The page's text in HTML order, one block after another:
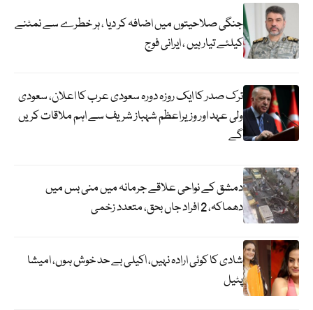
جنگی صلاحیتوں میں اضافہ کر دیا ، ہر خطرے سے نمٹنے
کیلئے تیار ہیں ، ایرانی فوج
ترک صدر کا ایک روزہ دورہ سعودی عرب کا اعلان، سعودی
ولی عہد اور وزیراعظم شہباز شریف سے اہم ملاقات کریں
گے
دمشق کے نواحی علاقے جرمانہ میں منی بس میں
دھماکہ، 2 افراد جاں بحق، متعدد زخمی
شادی کا کوئی ارادہ نہیں، اکیلی بے حد خوش ہوں، امیشا
پٹیل